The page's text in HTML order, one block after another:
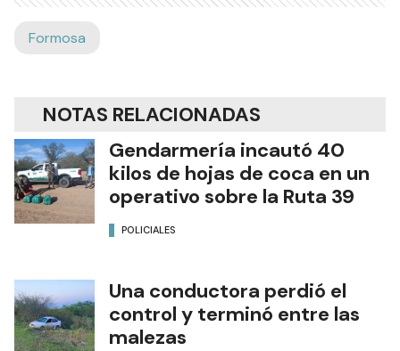
Formosa
NOTAS RELACIONADAS
Gendarmería incautó 40
kilos de hojas de coca en un
operativo sobre la Ruta 39
POLICIALES
Una conductora perdió el
control y terminó entre las
malezas